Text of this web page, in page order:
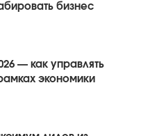
бизнес
— как управлять
экономики